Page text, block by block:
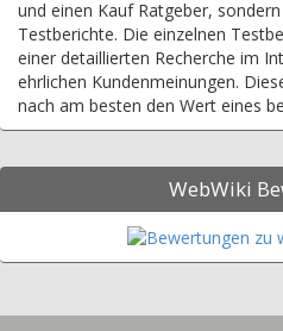
und einen Kauf Ratgeber,
Testberichte. Die einzelnen
einer detaillierten Recherche im
ehrlichen Kundenmeinungen.
nach am besten den Wert eines
WebWiki